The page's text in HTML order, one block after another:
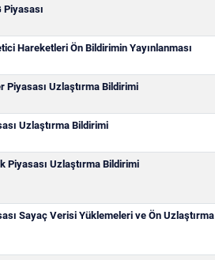
Piyasası
Hareketleri Ön Bildirimin Yayınlanması
Piyasası Uzlaştırma Bildirimi
Uzlaştırma Bildirimi
Piyasası Uzlaştırma Bildirimi
Sayaç Verisi Yüklemeleri ve Ön Uzlaştırma